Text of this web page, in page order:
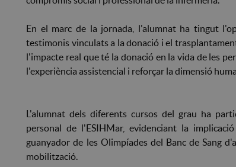
En el marc de la jornada, l'alumnat ha tingut
testimonis vinculats a la donació i el
l'impacte real que té la donació en la vida de les
l'experiència assistencial i reforçar la dimensió
L'alumnat dels diferents cursos del grau ha
personal de l'ESIHMar, evidenciant la
guanyador de les Olimpíades del Banc de Sang
mobilització.